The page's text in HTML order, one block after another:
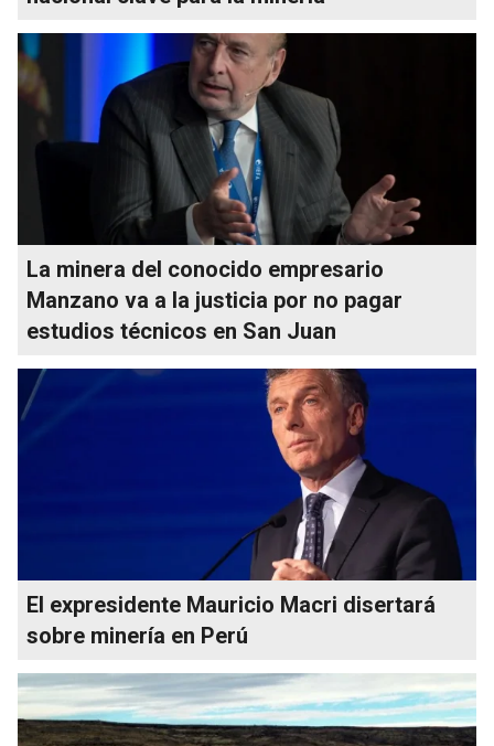
La minera del conocido empresario
Manzano va a la justicia por no pagar
estudios técnicos en San Juan
El expresidente Mauricio Macri disertará
sobre minería en Perú